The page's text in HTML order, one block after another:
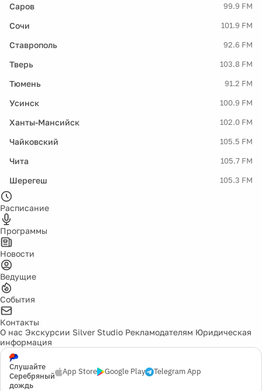
Саров 99.9 FM
Сочи 101.9 FM
Ставрополь 92.6 FM
Тверь 103.8 FM
Тюмень 91.2 FM
Усинск 100.9 FM
Ханты-Мансийск 102.0 FM
Чайковский 105.5 FM
Чита 105.7 FM
Шерегеш 105.3 FM
Расписание
Программы
Новости
Ведущие
События
Контакты
О нас Экскурсии Silver Studio Рекламодателям Юридическая
информация
Слушайте
Серебряный
дождь
App Store Google Play Telegram App